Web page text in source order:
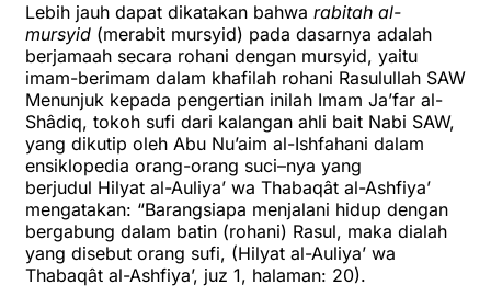
Lebih jauh dapat dikatakan bahwa rabitah al-
mursyid (merabit mursyid) pada dasarnya adalah
berjamaah secara rohani dengan mursyid, yaitu
imam-berimam dalam khafilah rohani Rasulullah SAW
Menunjuk kepada pengertian inilah Imam Ja’far al-
Shâdiq, tokoh sufi dari kalangan ahli bait Nabi SAW,
yang dikutip oleh Abu Nu’aim al-Ishfahani dalam
ensiklopedia orang-orang suci–nya yang
berjudul Hilyat al-Auliya’ wa Thabaqât al-Ashfiya’
mengatakan: “Barangsiapa menjalani hidup dengan
bergabung dalam batin (rohani) Rasul, maka dialah
yang disebut orang sufi, (Hilyat al-Auliya’ wa
Thabaqât al-Ashfiya’, juz 1, halaman: 20).